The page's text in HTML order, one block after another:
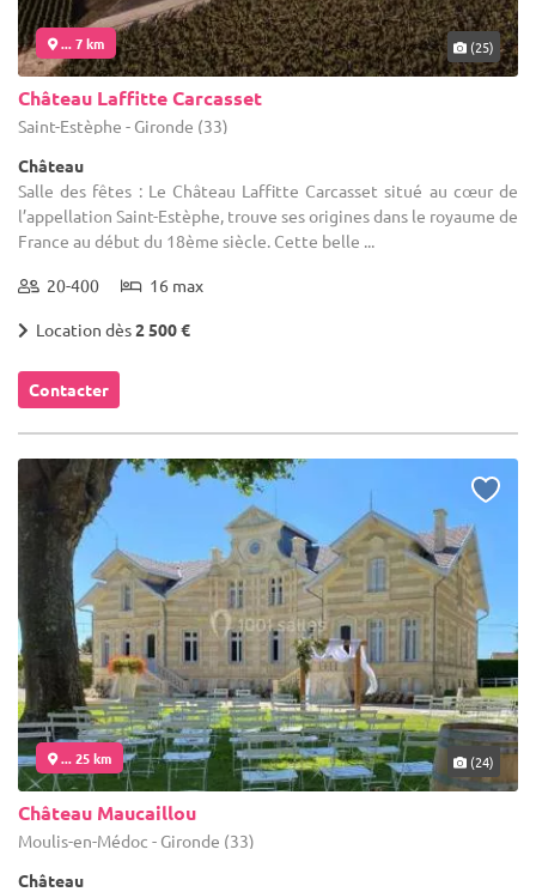
... 7 km (25)
Château Laffitte Carcasset
Saint-Estèphe - Gironde (33)
Château
Salle des fêtes : Le Château Laffitte Carcasset situé au cœur de
l’appellation Saint-Estèphe, trouve ses origines dans le royaume de
France au début du 18ème siècle. Cette belle ...
20-400 16 max
Location dès2 500 €
Contacter
... 25 km (24)
Château Maucaillou
Moulis-en-Médoc - Gironde (33)
Château